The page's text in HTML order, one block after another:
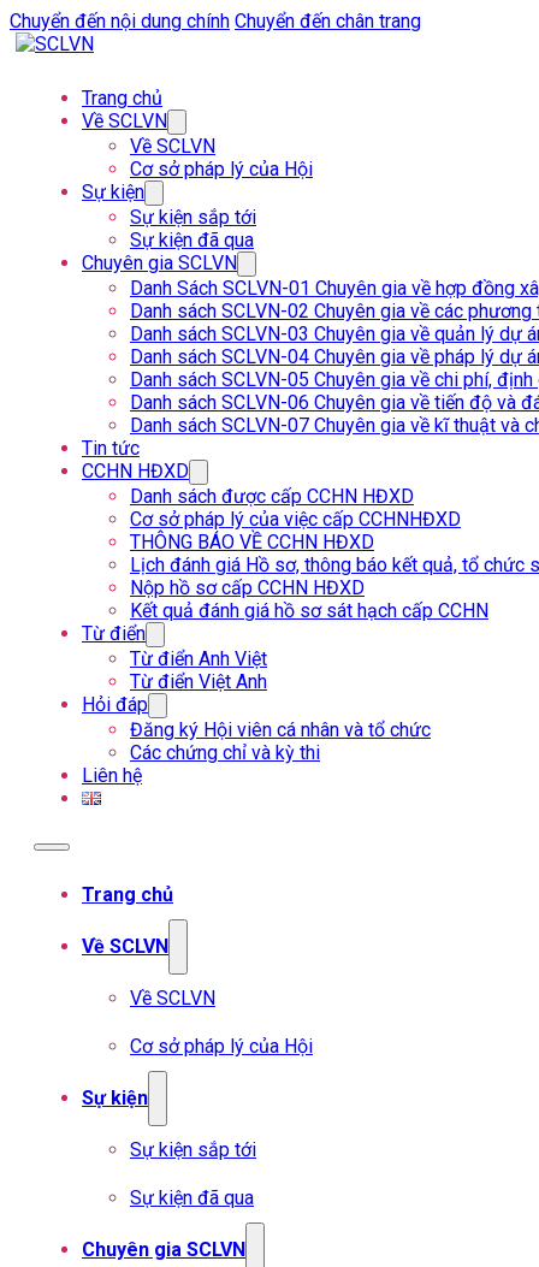
Chuyển đến nội dung chính Chuyển đến chân trang
Trang chủ
Về SCLVN
Về SCLVN
Cơ sở pháp lý của Hội
Sự kiện
Sự kiện sắp tới
Sự kiện đã qua
Chuyên gia SCLVN
Danh Sách SCLVN-01 Chuyên gia về hợp đồng
Danh sách SCLVN-02 Chuyên gia về các
Danh sách SCLVN-03 Chuyên gia về quản lý dự
Danh sách SCLVN-04 Chuyên gia về pháp lý dự
Danh sách SCLVN-05 Chuyên gia về chi phí,
Danh sách SCLVN-06 Chuyên gia về tiến độ và
Danh sách SCLVN-07 Chuyên gia về kĩ thuật và
Tin tức
CCHN HĐXD
Danh sách được cấp CCHN HĐXD
Cơ sở pháp lý của việc cấp CCHNHĐXD
THÔNG BÁO VỀ CCHN HĐXD
Lịch đánh giá Hồ sơ, thông báo kết quả, tổ chức
Nộp hồ sơ cấp CCHN HĐXD
Kết quả đánh giá hồ sơ sát hạch cấp CCHN
Từ điển
Từ điển Anh Việt
Từ điển Việt Anh
Hỏi đáp
Đăng ký Hội viên cá nhân và tổ chức
Các chứng chỉ và kỳ thi
Liên hệ
Trang chủ
Về SCLVN
Về SCLVN
Cơ sở pháp lý của Hội
Sự kiện
Sự kiện sắp tới
Sự kiện đã qua
Chuyên gia SCLVN